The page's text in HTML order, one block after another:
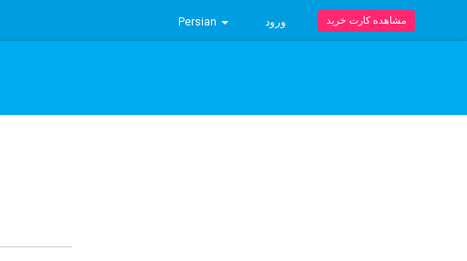
Persian ورود مشاهده کارت خرید